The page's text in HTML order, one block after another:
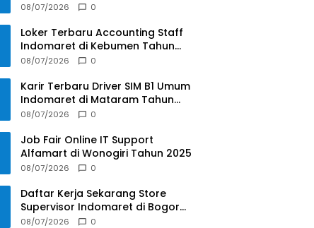
08/07/2026 0
Loker Terbaru Accounting Staff
Indomaret di Kebumen Tahun
2025
08/07/2026 0
Karir Terbaru Driver SIM B1 Umum
Indomaret di Mataram Tahun
2025
08/07/2026 0
Job Fair Online IT Support
Alfamart di Wonogiri Tahun 2025
08/07/2026 0
Daftar Kerja Sekarang Store
Supervisor Indomaret di Bogor
Tahun 2025
08/07/2026 0